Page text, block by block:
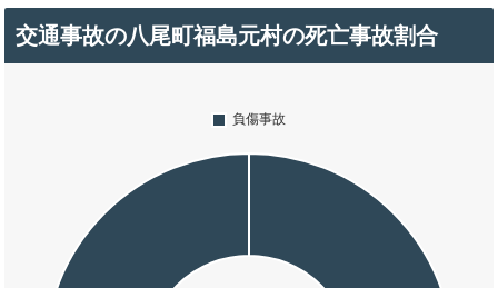
交通事故の八尾町福島元村の死亡事故割合